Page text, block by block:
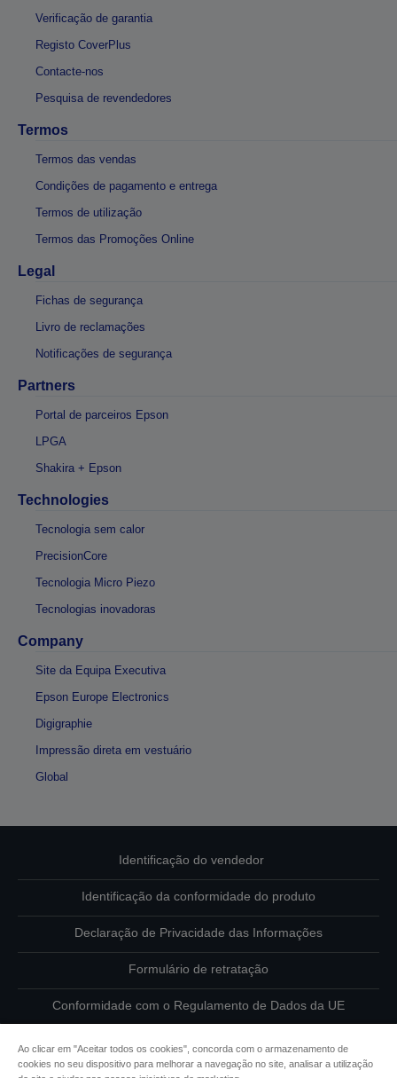
Verificação de garantia
Registo CoverPlus
Contacte-nos
Pesquisa de revendedores
Termos
Termos das vendas
Condições de pagamento e entrega
Termos de utilização
Termos das Promoções Online
Legal
Fichas de segurança
Livro de reclamações
Notificações de segurança
Partners
Portal de parceiros Epson
LPGA
Shakira + Epson
Technologies
Tecnologia sem calor
PrecisionCore
Tecnologia Micro Piezo
Tecnologias inovadoras
Company
Site da Equipa Executiva
Epson Europe Electronics
Digigraphie
Impressão direta em vestuário
Global
Identificação do vendedor
Identificação da conformidade do produto
Declaração de Privacidade das Informações
Formulário de retratação
Conformidade com o Regulamento de Dados da UE
Ao clicar em "Aceitar todos os cookies", concorda com o armazenamento de
cookies no seu dispositivo para melhorar a navegação no site, analisar a utilização